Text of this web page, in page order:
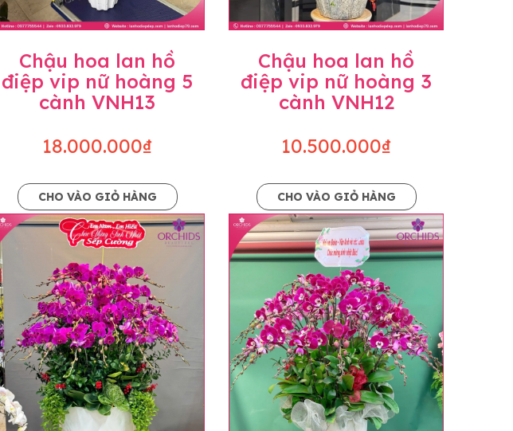
từ nhiều cây hoa và tạo dáng hoàn toàn thủ công nên có thể sẽ
theo mùa và điều kiện khách quan, tùy vào thời điểm hoa nở
trang trí.
dựa trên mẫu đã chọn với mức độ giống mẫu khoảng 80-90%,
tôi sẽ chủ động liên lạc với khách hàng để thông báo và tư vấn
hợp không đủ thời gian hoặc không liên lạc được với người
Chậu hoa lan hồ
điệp vip nữ hoàng 5
cành VNH13
18.000.000₫
CHO VÀO GIỎ HÀNG
Chậu hoa lan hồ
điệp vip nữ hoàng 3
cành VNH12
10.500.000₫
CHO VÀO GIỎ HÀNG